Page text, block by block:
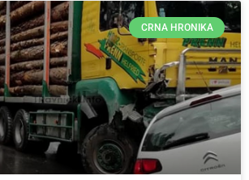
CRNA HRONIKA